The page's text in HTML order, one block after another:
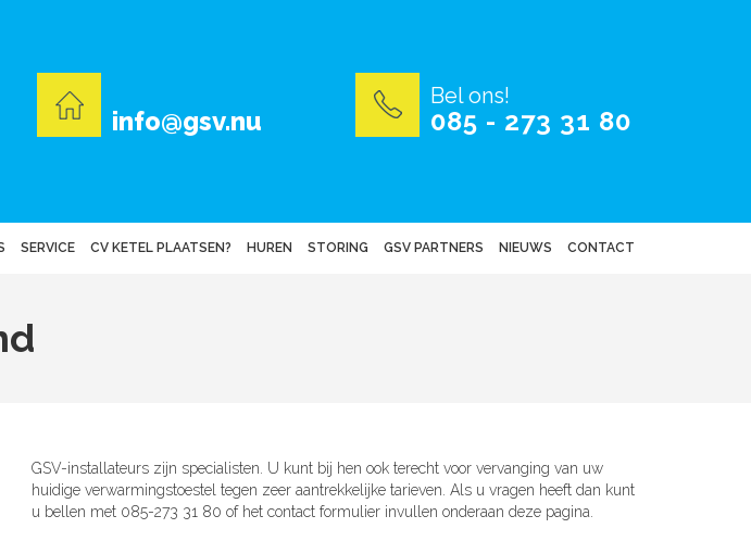
info@gsv.nu
Bel ons!
085 - 273 31 80
SERVICE CV KETEL PLAATSEN? HUREN STORING GSV PARTNERS NIEUWS CONTACT
GSV-installateurs zijn specialisten. U kunt bij hen ook terecht voor vervanging van uw
huidige verwarmingstoestel tegen zeer aantrekkelijke tarieven. Als u vragen heeft dan kunt
u bellen met 085-273 31 80 of het contact formulier invullen onderaan deze pagina.